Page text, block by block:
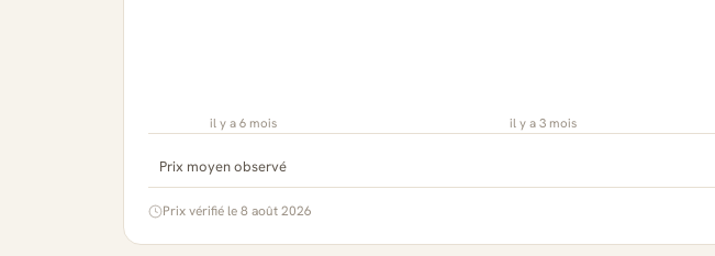
il y a 6 mois il y a 3 mois
Prix moyen observé
Prix vérifié le 8 août 2026